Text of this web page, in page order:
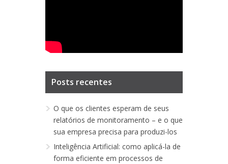
Posts recentes
O que os clientes esperam de seus
relatórios de monitoramento – e o que
sua empresa precisa para produzi-los
Inteligência Artificial: como aplicá-la de
forma eficiente em processos de